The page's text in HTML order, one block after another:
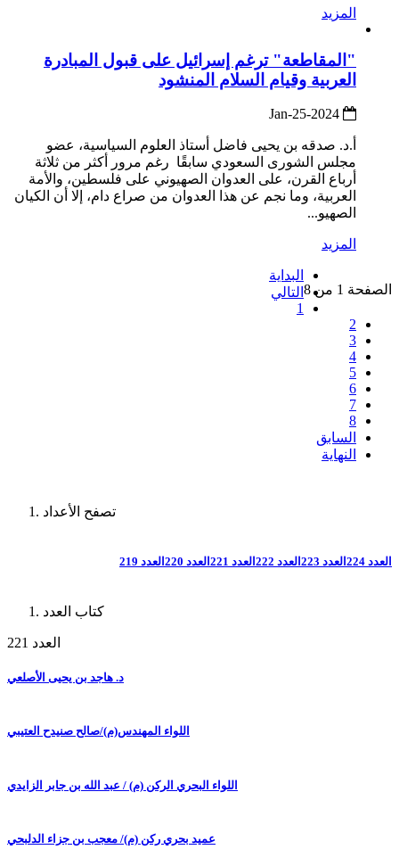
المزيد
"المقاطعة" ترغم إسرائيل على قبول المبادرة
العربية وقيام السلام المنشود
أ.د. صدقه بن يحيى فاضل أستاذ العلوم السياسية، عضو
مجلس الشورى السعودي سابقًا رغم مرور أكثر من ثلاثة
أرباع القرن، على العدوان الصهيوني على فلسطين، والأمة
العربية، وما نجم عن هذا العدوان من صراع دام، إلا أن الكيان
الصهيو...
المزيد
الصفحة 1 من 8
البداية
التالي
1
2
3
4
5
6
7
8
السابق
النهاية
تصفح الأعداد
العدد 224 العدد 223 العدد 222 العدد 221 العدد 220 العدد 219
كتاب العدد
العدد 221
د. هاجد بن يحيى الأصلعي
اللواء المهندس(م)/صالح صنيدح العتيبي
اللواء البحري الركن (م) / عبد الله بن جابر الزايدي
عميد بحري ركن (م)/ معجب بن جزاء الدلبحي